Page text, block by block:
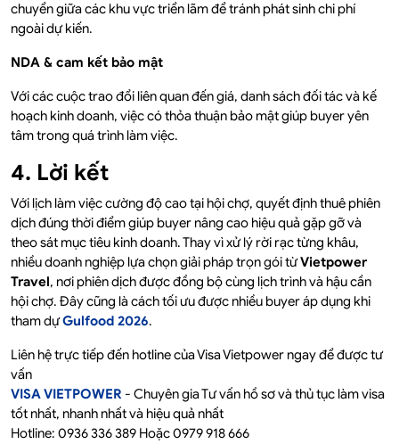
chuyển giữa các khu vực triển lãm để tránh phát sinh chi phí
ngoài dự kiến.
NDA & cam kết bảo mật
Với các cuộc trao đổi liên quan đến giá, danh sách đối tác và kế
hoạch kinh doanh, việc có thỏa thuận bảo mật giúp buyer yên
tâm trong quá trình làm việc.
4. Lời kết
Với lịch làm việc cường độ cao tại hội chợ, quyết định thuê phiên
dịch đúng thời điểm giúp buyer nâng cao hiệu quả gặp gỡ và
theo sát mục tiêu kinh doanh. Thay vì xử lý rời rạc từng khâu,
nhiều doanh nghiệp lựa chọn giải pháp trọn gói từVietpower
Travel, nơi phiên dịch được đồng bộ cùng lịch trình và hậu cần
hội chợ. Đây cũng là cách tối ưu được nhiều buyer áp dụng khi
tham dựGulfood 2026.
Liên hệ trực tiếp đến hotline của Visa Vietpower ngay để được tư
vấn
VISA VIETPOWER - Chuyên gia Tư vấn hồ sơ và thủ tục làm visa
tốt nhất, nhanh nhất và hiệu quả nhất
Hotline: 0936 336 389 Hoặc 0979 918 666